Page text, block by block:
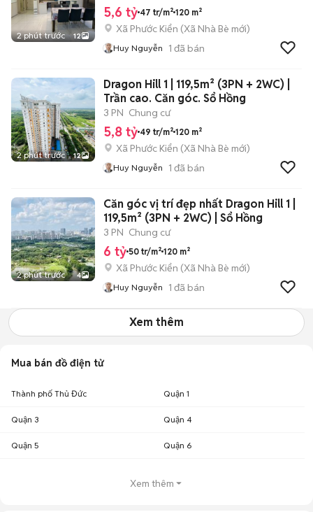
2 phút trước 12
5,6 tỷ 47 tr/m² 120 m²
Xã Phước Kiển (Xã Nhà Bè mới)
Huy Nguyễn 1 đã bán
2 phút trước 12
Dragon Hill 1 | 119,5m² (3PN + 2WC) |
Trần cao. Căn góc. Sổ Hồng
3 PN Chung cư
5,8 tỷ 49 tr/m² 120 m²
Xã Phước Kiển (Xã Nhà Bè mới)
Huy Nguyễn 1 đã bán
2 phút trước 4
Căn góc vị trí đẹp nhất Dragon Hill 1 |
119,5m² (3PN + 2WC) | Sổ Hồng
3 PN Chung cư
6 tỷ 50 tr/m² 120 m²
Xã Phước Kiển (Xã Nhà Bè mới)
Huy Nguyễn 1 đã bán
Xem thêm
Mua bán đồ điện tử
Thành phố Thủ Đức Quận 1
Quận 3 Quận 4
Quận 5 Quận 6
Xem thêm